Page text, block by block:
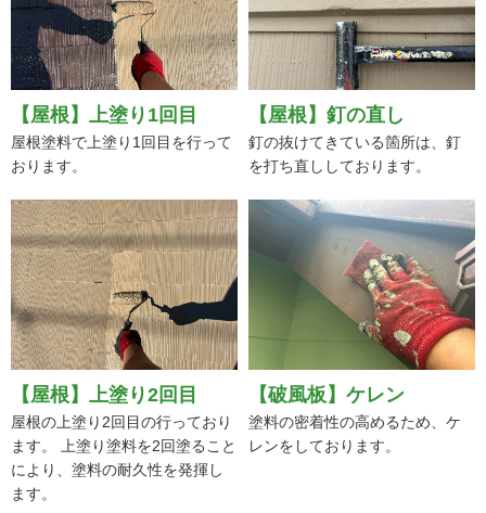
【屋根】上塗り1回目
屋根塗料で上塗り1回目を行って
おります。
【屋根】釘の直し
釘の抜けてきている箇所は、釘
を打ち直ししております。
【屋根】上塗り2回目
屋根の上塗り2回目の行っており
ます。 上塗り塗料を2回塗ること
により、塗料の耐久性を発揮し
ます。
【破風板】ケレン
塗料の密着性の高めるため、ケ
レンをしております。